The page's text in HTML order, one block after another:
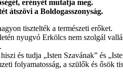
erényét mutatja meg.
átszövi a Boldogasszonyság.
tisztelték a természeti erőket.
nyugvó Erkölcs nem szolgál
és tudja „Isten Szavának” és
folyamatosság, a szülők és ősök